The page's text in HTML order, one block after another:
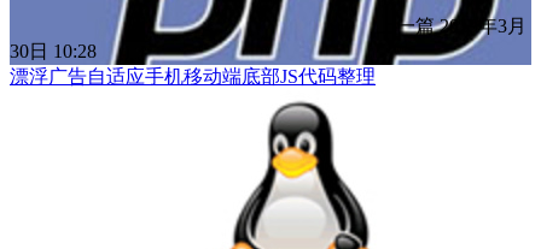
上一篇 2019年3月
30日 10:28
漂浮广告自适应手机移动端底部JS代码整理